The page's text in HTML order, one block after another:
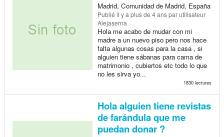
Madrid, Comunidad de Madrid, España
Publié il y a plus de 4 anspar utilisateur
Alejaserna
Hola me acabo de mudar con mi
madre a un nuevo piso pero nos hace
falta algunas cosas para la casa , si
alguien tiene sábanas para cama de
matrimonio , cubiertos etc todo lo que
no les sirva yo...
1830 lectures
Hola alguien tiene revistas
de farándula que me
puedan donar ?